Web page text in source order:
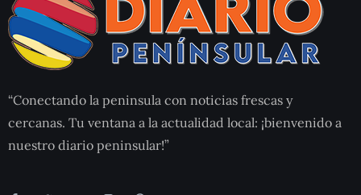
“Conectando la peninsula con noticias frescas y
cercanas. Tu ventana a la actualidad local: ¡bienvenido a
nuestro diario peninsular!”